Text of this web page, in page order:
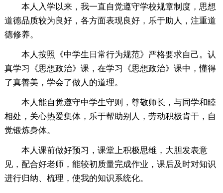
本人入学以来，我一直自觉遵守学校规章制度，思想
道德品质较为良好，各方面表现良好，乐于助人，注重道
德修养。
本人按照《中学生日常行为规范》严格要求自己。认
真学习《思想政治》课，在学习《思想政治》课中，懂得
了真善美，学会了做人的道理。
本人能自觉遵守中学生守则，尊敬师长，与同学和睦
相处，关心热爱集体，乐于帮助别人，劳动积极肯干，自
觉锻炼身体。
本人课前做好预习，课堂上积极思维，大胆发表意
见，配合好老师，能较初质量完成作业，课后及时对知识
进行归纳、梳理，使我的知识系统化。